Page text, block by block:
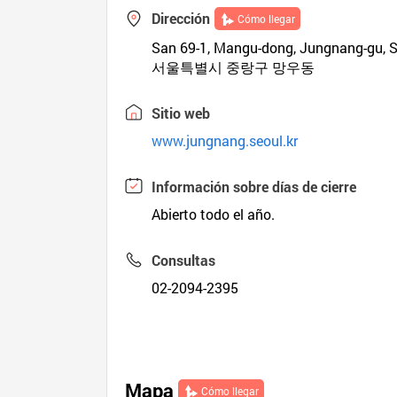
Dirección Cómo llegar
San 69-1, Mangu-dong, Jungnang-gu,
서울특별시 중랑구 망우동
Sitio web
www.jungnang.seoul.kr
Información sobre días de cierre
Abierto todo el año.
Consultas
02-2094-2395
Mapa Cómo llegar